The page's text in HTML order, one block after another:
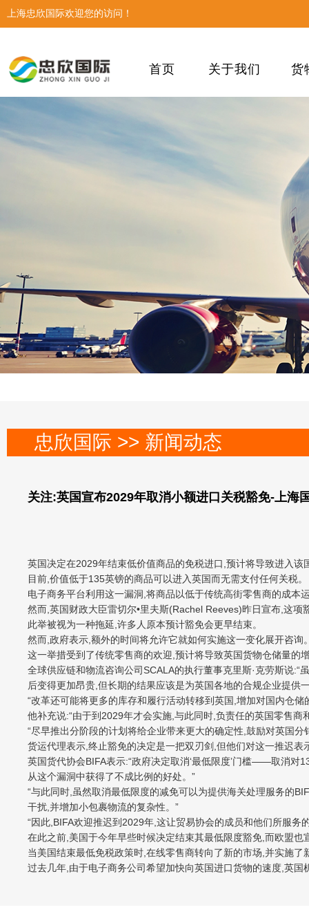
上海忠欣国际欢迎您的访问！
首页 关于我们 货
忠欣国际 >> 新闻动态
关注:英国宣布2029年取消小额进口关税豁免-上海
英国决定在2029年结束低价值商品的免税进口,预计将导致进入该
目前,价值低于135英镑的商品可以进入英国而无需支付任何关税。
电子商务平台利用这一漏洞,将商品以低于传统高街零售商的成
然而,英国财政大臣雷切尔•里夫斯(Rachel Reeves)昨日宣布,这项
此举被视为一种拖延,许多人原本预计豁免会更早结束。
然而,政府表示,额外的时间将允许它就如何实施这一变化展开咨询
这一举措受到了传统零售商的欢迎,预计将导致英国货物仓储量的
全球供应链和物流咨询公司SCALA的执行董事克里斯·克劳斯
后变得更加昂贵,但长期的结果应该是为英国各地的合规企业提供
“改革还可能将更多的库存和履行活动转移到英国,增加对国内仓
他补充说:“由于到2029年才会实施,与此同时,负责任的英国零售
“尽早推出分阶段的计划将给企业带来更大的确定性,鼓励对英国分
货运代理表示,终止豁免的决定是一把双刃剑,但他们对这一推迟表
英国货代协会BIFA表示:“政府决定取消‘最低限度’门槛——取消
从这个漏洞中获得了不成比例的好处。”
“与此同时,虽然取消最低限度的减免可以为提供海关处理服务的
干扰,并增加小包裹物流的复杂性。”
“因此,BIFA欢迎推迟到2029年,这让贸易协会的成员和他们所服务
在此之前,美国于今年早些时候决定结束其最低限度豁免,而欧盟
当美国结束最低免税政策时,在线零售商转向了新的市场,并实施
过去几年,由于电子商务公司希望加快向英国进口货物的速度,英国